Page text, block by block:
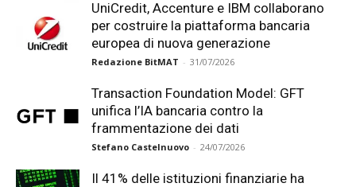
UniCredit, Accenture e IBM collaborano
per costruire la piattaforma bancaria
europea di nuova generazione
Redazione BitMAT - 31/07/2026
Transaction Foundation Model: GFT
unifica l’IA bancaria contro la
frammentazione dei dati
Stefano Castelnuovo - 24/07/2026
Il 41% delle istituzioni finanziarie ha